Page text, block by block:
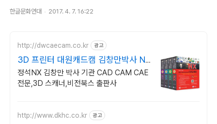
한글문화연대 2017. 4. 7. 16:22
http://dwcaecam.co.kr 광고
3D 프린터 대원캐드캠 김창만박사 NX
총4권출판
정석NX 김창만 박사 기관 CAD CAM CAE
전문,3D 스캐너,비전북스 출판사
http://www.dkhc.co.kr 광고